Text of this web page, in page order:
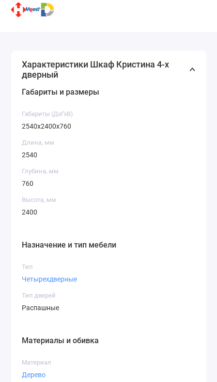
Характеристики Шкаф Кристина 4-х
дверный
Габариты и размеры
Габариты (ДхГхВ)
2540x2400x760
Длина, мм
2540
Глубина, мм
760
Высота, мм
2400
Назначение и тип мебели
Тип
Четырехдверные
Тип дверей
Распашные
Материалы и обивка
Материал
Дерево